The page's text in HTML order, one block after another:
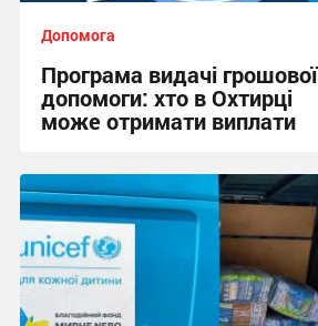
Допомога
Програма видачі грошової
допомоги: хто в Охтирці
може отримати виплати
19:07, 30.07.2026